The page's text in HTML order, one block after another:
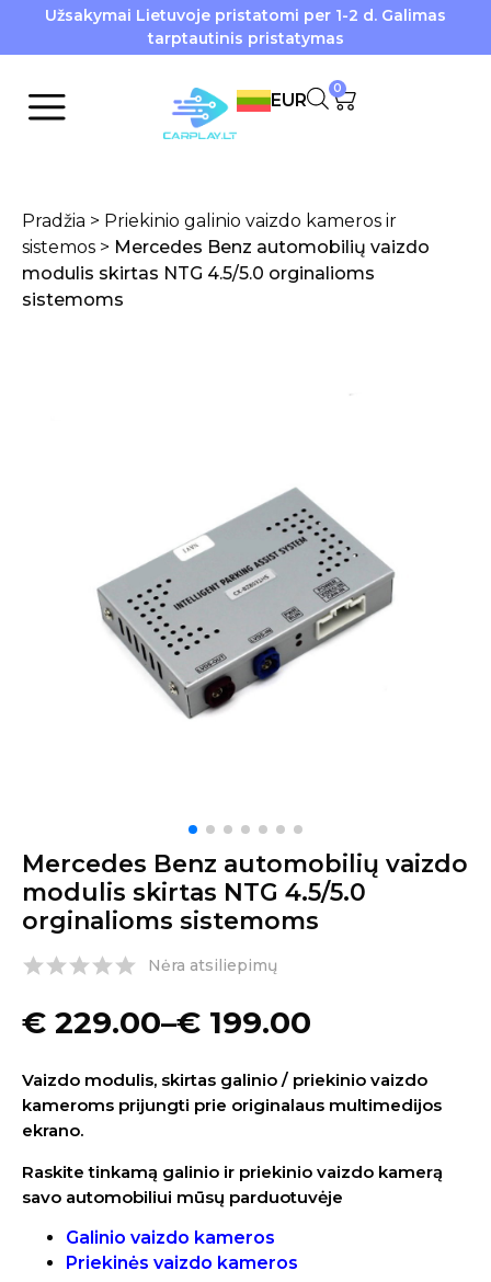
Užsakymai Lietuvoje pristatomi per 1-2 d. Galimas
tarptautinis pristatymas
EUR
0
Pradžia > Priekinio galinio vaizdo kameros ir
sistemos > Mercedes Benz automobilių vaizdo
modulis skirtas NTG 4.5/5.0 orginalioms
sistemoms
Mercedes Benz automobilių vaizdo
modulis skirtas NTG 4.5/5.0
orginalioms sistemoms
Nėra atsiliepimų
€ 199.00
–
€ 229.00
Vaizdo modulis, skirtas galinio / priekinio vaizdo
kameroms prijungti prie originalaus multimedijos
ekrano.
Raskite tinkamą galinio ir priekinio vaizdo kamerą
savo automobiliui mūsų parduotuvėje
Galinio vaizdo kameros
Priekinės vaizdo kameros